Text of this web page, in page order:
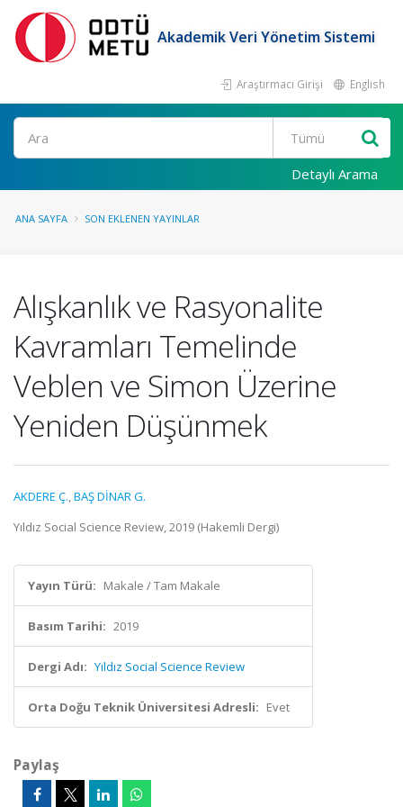
Akademik Veri Yönetim Sistemi
Araştırmacı Girişi English
Ara
Detaylı Arama
ANA SAYFA SON EKLENEN YAYINLAR
Alışkanlık ve Rasyonalite
Kavramları Temelinde
Veblen ve Simon Üzerine
Yeniden Düşünmek
AKDERE Ç.,BAŞ DİNAR G.
Yıldız Social Science Review, 2019 (Hakemli Dergi)
Yayın Türü: Makale / Tam Makale
Basım Tarihi: 2019
Dergi Adı: Yıldız Social Science Review
Orta Doğu Teknik Üniversitesi Adresli: Evet
Paylaş